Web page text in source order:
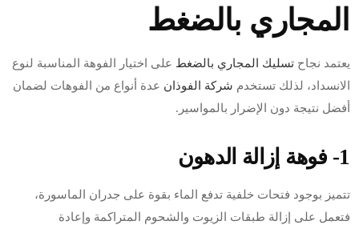
المجاري بالضغط
يعتمد نجاحتسليك المجاري بالضغط على اختيار الفوهة المناسبة لنوع
الانسداد، لذلك تستخدم شركة الفوذان عدة أنواع من الفوهات لضمان
أفضل نتيجة دون الإضرار بالمواسير.
1- فوهة إزالة الدهون
تتميز بوجود فتحات خلفية تدفع الماء بقوة على جدران الماسورة،
فتعمل على إزالة طبقات الزيوت والشحوم المتراكمة وإعادة